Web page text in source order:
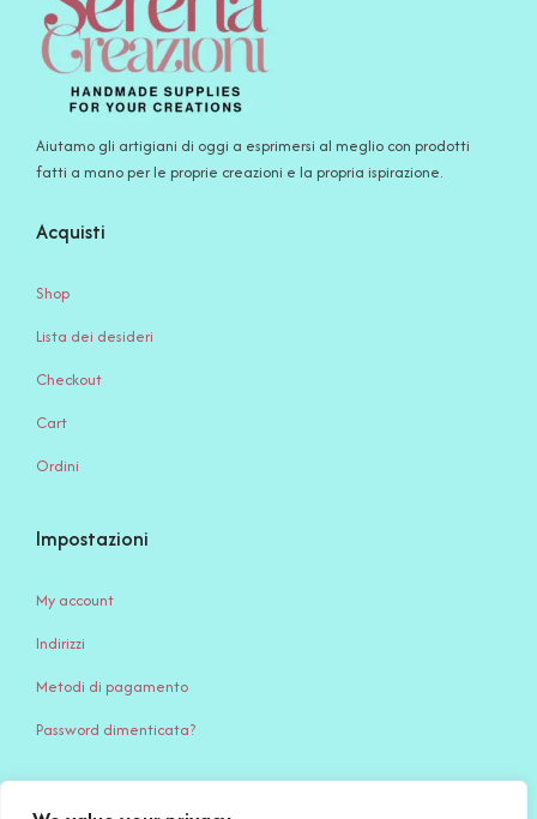
Aiutamo gli artigiani di oggi a esprimersi al meglio con prodotti
fatti a mano per le proprie creazioni e la propria ispirazione.
Acquisti
Shop
Lista dei desideri
Checkout
Cart
Ordini
Impostazioni
My account
Indirizzi
Metodi di pagamento
Password dimenticata?